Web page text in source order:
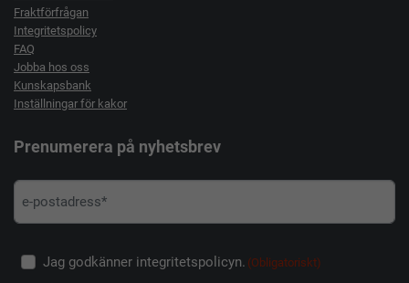
Fraktförfrågan
Integritetspolicy
FAQ
Jobba hos oss
Kunskapsbank
Inställningar för kakor
Prenumerera på nyhetsbrev
Jag godkänner integritetspolicyn. (Obligatoriskt)